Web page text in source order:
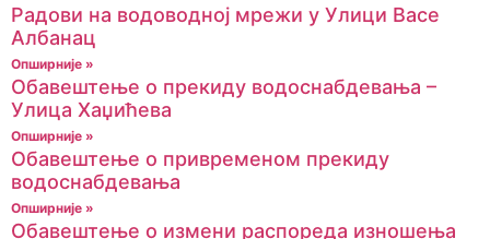
Радови на водоводној мрежи у Улици Васе
Албанац
Опширније »
Обавештење о прекиду водоснабдевања –
Улица Хаџићева
Опширније »
Обавештење о привременом прекиду
водоснабдевања
Опширније »
Обавештење о измени распореда изношења